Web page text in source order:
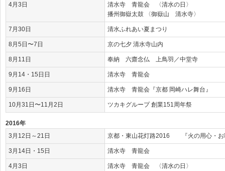
4月3日
清水寺 青龍会 〈清水の日〉
播州御嶽太鼓 〈御嶽山 清水寺〉
7月30日 清水ふれあい夏まつり
8月5日〜7日 京の七夕 清水寺山内
8月11日 奉納 六齋念仏 上鳥羽／中堂寺
9月14・15日日 清水寺 青龍会
9月16日 清水寺 青龍会『京都 岡崎ハレ舞台』
10月31日〜11月2日 ツカキグループ 創業151周年祭
2016年
3月12日～21日
京都・東山花灯路2016 『火の用心・お
3月14日・15日 清水寺 青龍会
4月3日
清水寺 青龍会 〈清水の日〉